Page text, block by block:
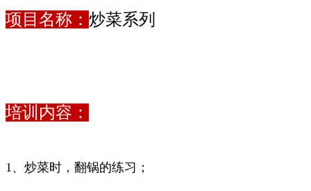
项目名称： 炒菜系列
培训内容：
1、炒菜时，翻锅的练习；